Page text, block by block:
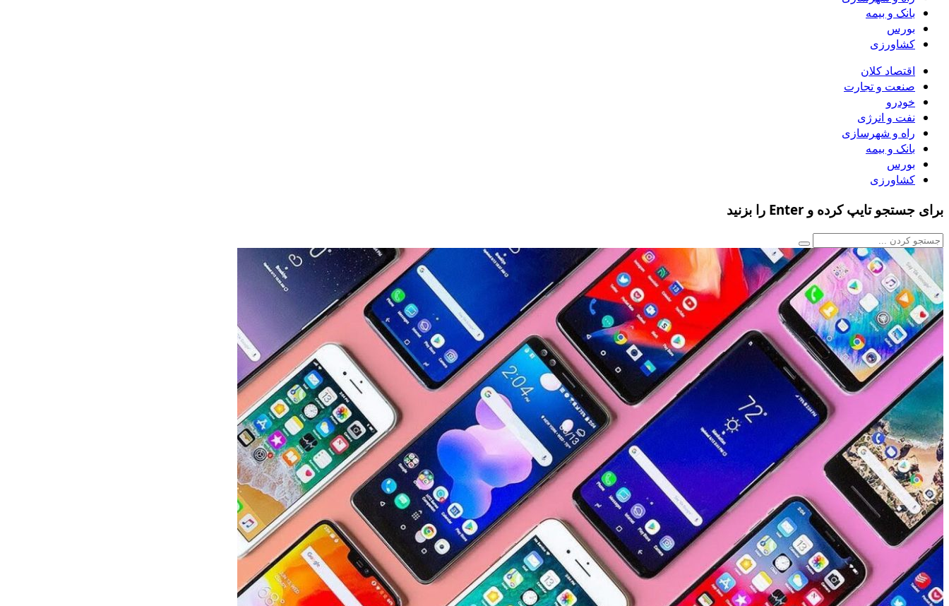
بانک و بیمه
بورس
کشاورزی
اقتصاد کلان
صنعت و تجارت
خودرو
نفت و انرژی
راه و شهرسازی
بانک و بیمه
بورس
کشاورزی
برای جستجو تایپ کرده و Enter را بزنید